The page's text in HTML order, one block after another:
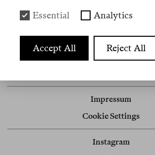
Nº 17
Die Erfindung des
Narkoterrorismus
Impressum
Cookie Settings
Instagram
Essential Analytics
Accept All Reject All